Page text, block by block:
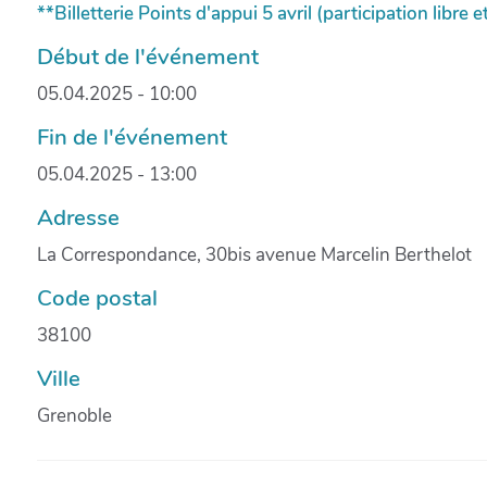
**Billetterie Points d'appui 5 avril (participation libre
Début de l'événement
05.04.2025 - 10:00
Fin de l'événement
05.04.2025 - 13:00
Adresse
La Correspondance, 30bis avenue Marcelin Berthelot
Code postal
38100
Ville
Grenoble